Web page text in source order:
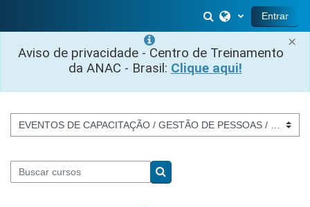
×
Aviso de privacidade - Centro de Treinamento
da ANAC - Brasil: Clique aqui!
Alternar entrada
Entrar
Categorias de Cursos
Buscar cursos
Buscar cursos